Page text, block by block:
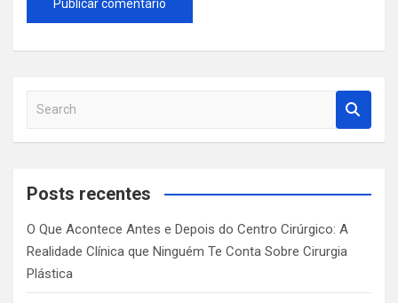
a
c
Posts recentes
O Que Acontece Antes e Depois do Centro Cirúrgico: A
Realidade Clínica que Ninguém Te Conta Sobre Cirurgia
Plástica